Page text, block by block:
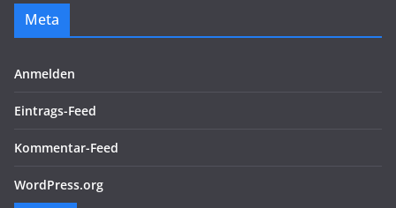
Meta
Anmelden
Eintrags-Feed
Kommentar-Feed
WordPress.org